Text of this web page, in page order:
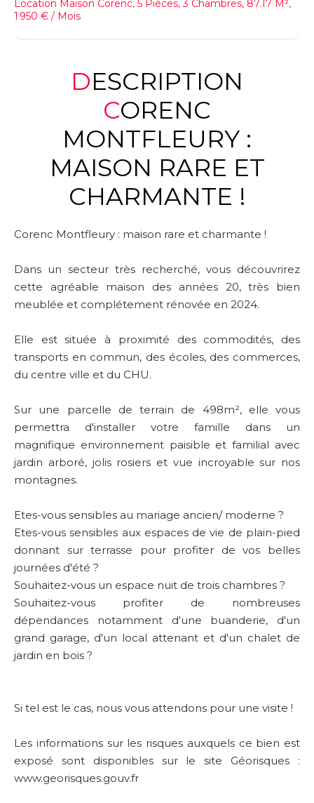
Location Maison Corenc, 5 Pièces, 3 Chambres, 87.17 M²,
1 950 € / Mois
DESCRIPTION
CORENC
MONTFLEURY :
MAISON RARE ET
CHARMANTE !
Corenc Montfleury : maison rare et charmante !
Dans un secteur très recherché, vous découvrirez
cette agréable maison des années 20, très bien
meublée et complétement rénovée en 2024.
Elle est située à proximité des commodités, des
transports en commun, des écoles, des commerces,
du centre ville et du CHU.
Sur une parcelle de terrain de 498m², elle vous
permettra d'installer votre famille dans un
magnifique environnement paisible et familial avec
jardin arboré, jolis rosiers et vue incroyable sur nos
montagnes.
Etes-vous sensibles au mariage ancien/ moderne ?
Etes-vous sensibles aux espaces de vie de plain-pied
donnant sur terrasse pour profiter de vos belles
journées d'été ?
Souhaitez-vous un espace nuit de trois chambres ?
Souhaitez-vous profiter de nombreuses
dépendances notamment d'une buanderie, d'un
grand garage, d'un local attenant et d'un chalet de
jardin en bois ?
Si tel est le cas, nous vous attendons pour une visite !
Les informations sur les risques auxquels ce bien est
exposé sont disponibles sur le site Géorisques :
www.georisques.gouv.fr